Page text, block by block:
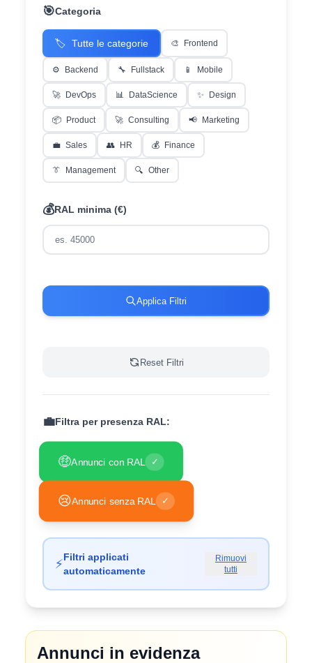
🎯Categoria
🏷️ Tutte le categorie 🎨 Frontend
⚙️ Backend 🔧 Fullstack 📱 Mobile
🚀 DevOps 📊 DataScience ✨ Design
📦 Product 🚀 Consulting 📢 Marketing
💼 Sales 👥 HR 💰 Finance
👔 Management 🔍 Other
💰RAL minima (€)
Applica Filtri
Reset Filtri
💼Filtra per presenza RAL:
🤑Annunci con RAL ✓
😢Annunci senza RAL ✓
⚡Filtri applicati
automaticamente
Rimuovi
tutti
Annunci in evidenza